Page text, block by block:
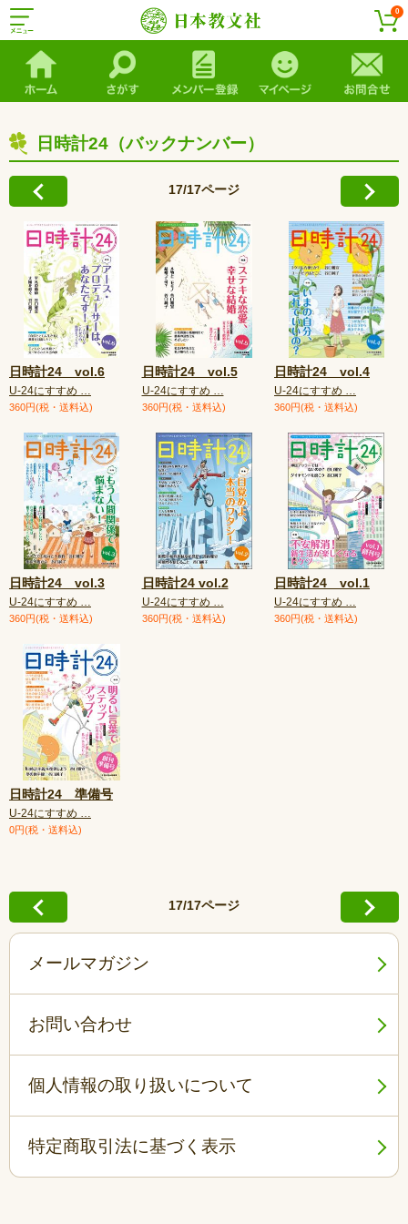
0
日時計24（バックナンバー）
17/17ページ
日時計24 vol.6
U-24にすすめ …
360円(税・送料込)
日時計24 vol.5
U-24にすすめ …
360円(税・送料込)
日時計24 vol.4
U-24にすすめ …
360円(税・送料込)
日時計24 vol.3
U-24にすすめ …
360円(税・送料込)
日時計24 vol.2
U-24にすすめ …
360円(税・送料込)
日時計24 vol.1
U-24にすすめ …
360円(税・送料込)
日時計24 準備号
U-24にすすめ …
0円(税・送料込)
17/17ページ
メールマガジン
お問い合わせ
個人情報の取り扱いについて
特定商取引法に基づく表示